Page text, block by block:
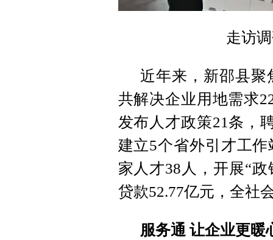
走访
近年来，新邵县聚
共解决企业用地需求
发布人才政策21条，
建立5个省外引才工
家人才38人，开展“
贷款52.77亿元，全社
服务通 让企业更暖